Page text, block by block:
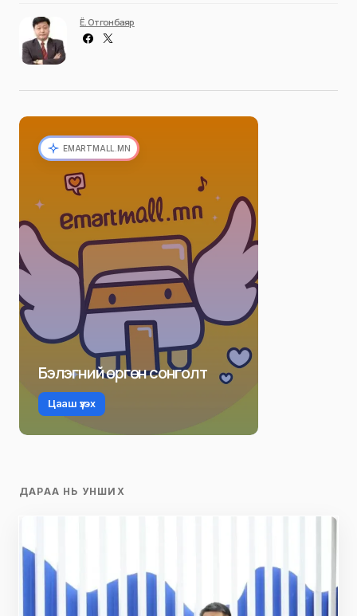
Ё. Отгонбаяр
EMARTMALL.MN
Бэлэгний өргөн сонголт
Цааш үзэх
ДАРАА НЬ УНШИХ